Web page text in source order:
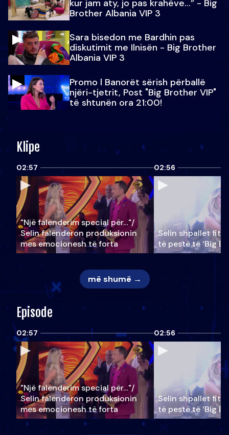
kur jam aty, jo pas krahëve…” - Big
Brother Albania VIP 3
Sara bisedon me Bardhin pas
diskutimit me Ilnisën - Big Brother
Albania VIP 3
Promo l Banorët sërish përballë
njëri-tjetrit, Post "Big Brother VIP"
të shtunën ora 21:00!
Klipe
02:57
"Një falenderim special për…"/
Selin falënderon produksionin
mes emocionesh të forta
02:56
Selin shpallet
të pestë të ‘Big
më shumë →
Episode
02:57
"Një falenderim special për…"/
Selin falënderon produksionin
mes emocionesh të forta
02:56
Selin shpallet
të pestë të ‘Big